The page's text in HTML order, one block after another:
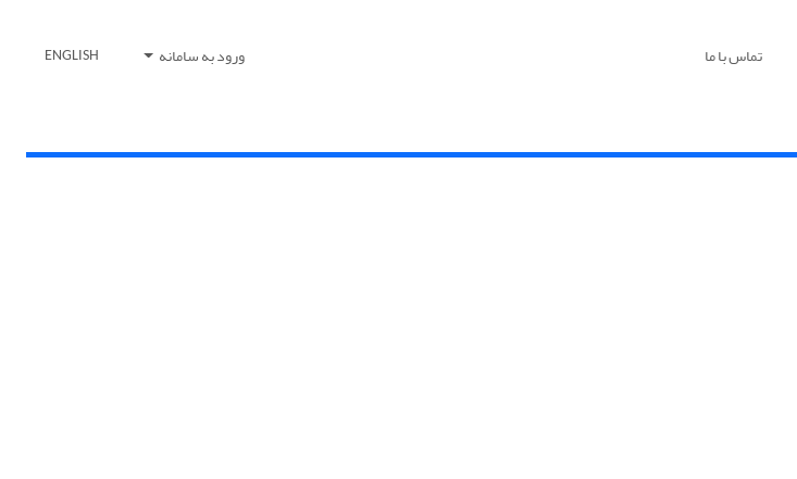
تماس با ما ورود به سامانه ENGLISH